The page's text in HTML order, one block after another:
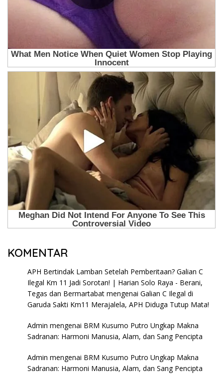
KOMENTAR
APH Bertindak Lamban Setelah Pemberitaan? Galian C
Ilegal Km 11 Jadi Sorotan! | Harian Solo Raya - Berani,
Tegas dan Bermartabat mengenai Galian C Ilegal di
Garuda Sakti Km11 Merajalela, APH Diduga Tutup Mata!
Admin mengenai BRM Kusumo Putro Ungkap Makna
Sadranan: Harmoni Manusia, Alam, dan Sang Pencipta
Admin mengenai BRM Kusumo Putro Ungkap Makna
Sadranan: Harmoni Manusia, Alam, dan Sang Pencipta